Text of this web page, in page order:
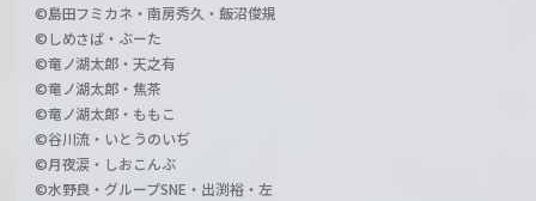
©島田フミカネ・南房秀久・飯沼俊規
©しめさば・ぶーた
©竜ノ湖太郎・天之有
©竜ノ湖太郎・焦茶
©竜ノ湖太郎・ももこ
©谷川流・いとうのいぢ
©月夜涙・しおこんぶ
©水野良・グループSNE・出渕裕・左